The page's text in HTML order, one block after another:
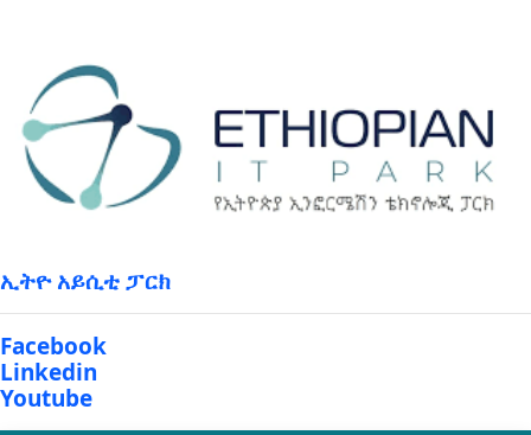
ኢትዮ አይሲቲ ፓርክ
Facebook
Linkedin
Youtube